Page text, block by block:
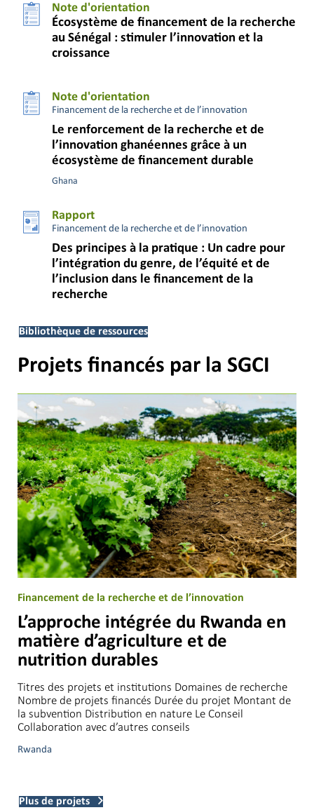
Note d'orientation
Écosystème de financement de la recherche
au Sénégal : stimuler l’innovation et la
croissance
Note d'orientation
Financement de la recherche et de l’innovation
Le renforcement de la recherche et de
l’innovation ghanéennes grâce à un
écosystème de financement durable
Ghana
Rapport
Financement de la recherche et de l’innovation
Des principes à la pratique : Un cadre pour
l’intégration du genre, de l’équité et de
l’inclusion dans le financement de la
recherche
Bibliothèque de ressources
Projets financés par la SGCI
Financement de la recherche et de l’innovation
L’approche intégrée du Rwanda en
matière d’agriculture et de
nutrition durables
Titres des projets et institutions Domaines de recherche
Nombre de projets financés Durée du projet Montant de
la subvention Distribution en nature Le Conseil
Collaboration avec d’autres conseils
Rwanda
Plus de projets